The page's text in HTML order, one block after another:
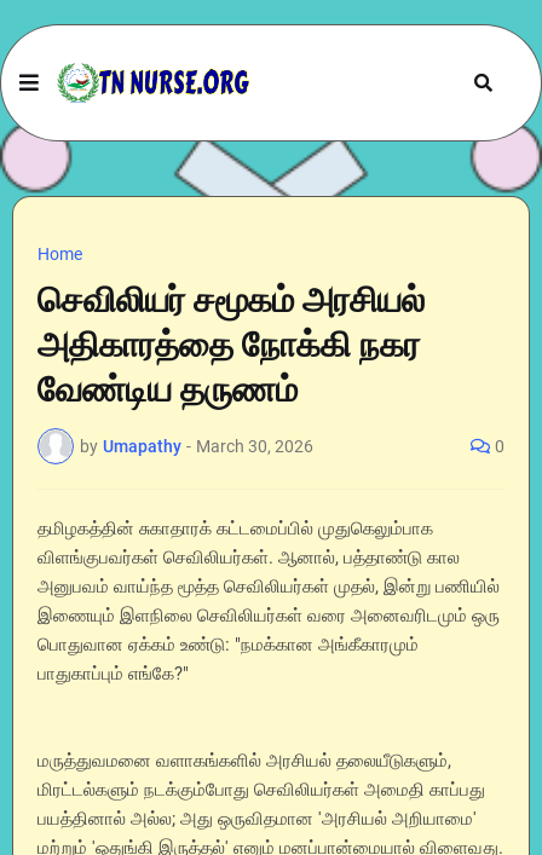
Home
செவிலியர் சமூகம் அரசியல்
அதிகாரத்தை நோக்கி நகர
வேண்டிய தருணம்
by Umapathy - March 30, 2026 0
தமிழகத்தின் சுகாதாரக் கட்டமைப்பில் முதுகெலும்பாக
விளங்குபவர்கள் செவிலியர்கள். ஆனால், பத்தாண்டு கால
அனுபவம் வாய்ந்த மூத்த செவிலியர்கள் முதல், இன்று பணியில்
இணையும் இளநிலை செவிலியர்கள் வரை அனைவரிடமும் ஒரு
பொதுவான ஏக்கம் உண்டு: "நமக்கான அங்கீகாரமும்
பாதுகாப்பும் எங்கே?"
மருத்துவமனை வளாகங்களில் அரசியல் தலையீடுகளும்,
மிரட்டல்களும் நடக்கும்போது செவிலியர்கள் அமைதி காப்பது
பயத்தினால் அல்ல; அது ஒருவிதமான 'அரசியல் அறியாமை'
மற்றும் 'ஒதுங்கி இருத்தல்' எனும் மனப்பான்மையால் விளைவது.